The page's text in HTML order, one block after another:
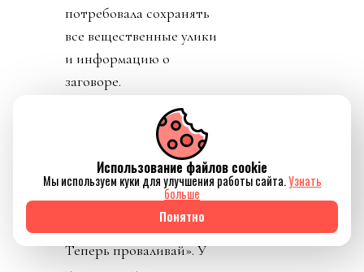
потребовала сохранять
все вещественные улики
и информацию о
заговоре.
День 7. В прессу
вбросили рассказы о
том, как Инфантино
буллили в детстве.
Публика восприняла как
должно. «Жаль тебя.
Теперь проваливай». У
Использование файлов cookie
Мы используем куки для улучшения работы сайта.Узнать
больше
Понятно